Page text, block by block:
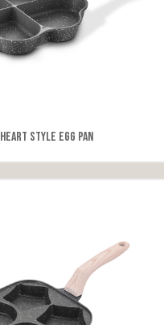
Heart Style Egg Pan